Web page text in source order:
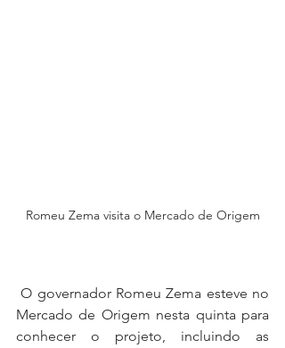
Romeu Zema visita o Mercado de Origem
O governador Romeu Zema esteve no
Mercado de Origem nesta quinta para
conhecer o projeto, incluindo as